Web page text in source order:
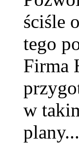
ściśle
tego
Firma
w
plany...